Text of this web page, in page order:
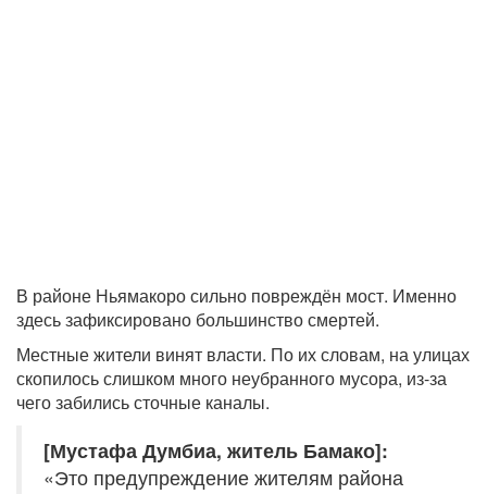
В районе Ньямакоро сильно повреждён мост. Именно
здесь зафиксировано большинство смертей.
Местные жители винят власти. По их словам, на улицах
скопилось слишком много неубранного мусора, из-за
чего забились сточные каналы.
[Мустафа Думбиа, житель Бамако]:
«Это предупреждение жителям района